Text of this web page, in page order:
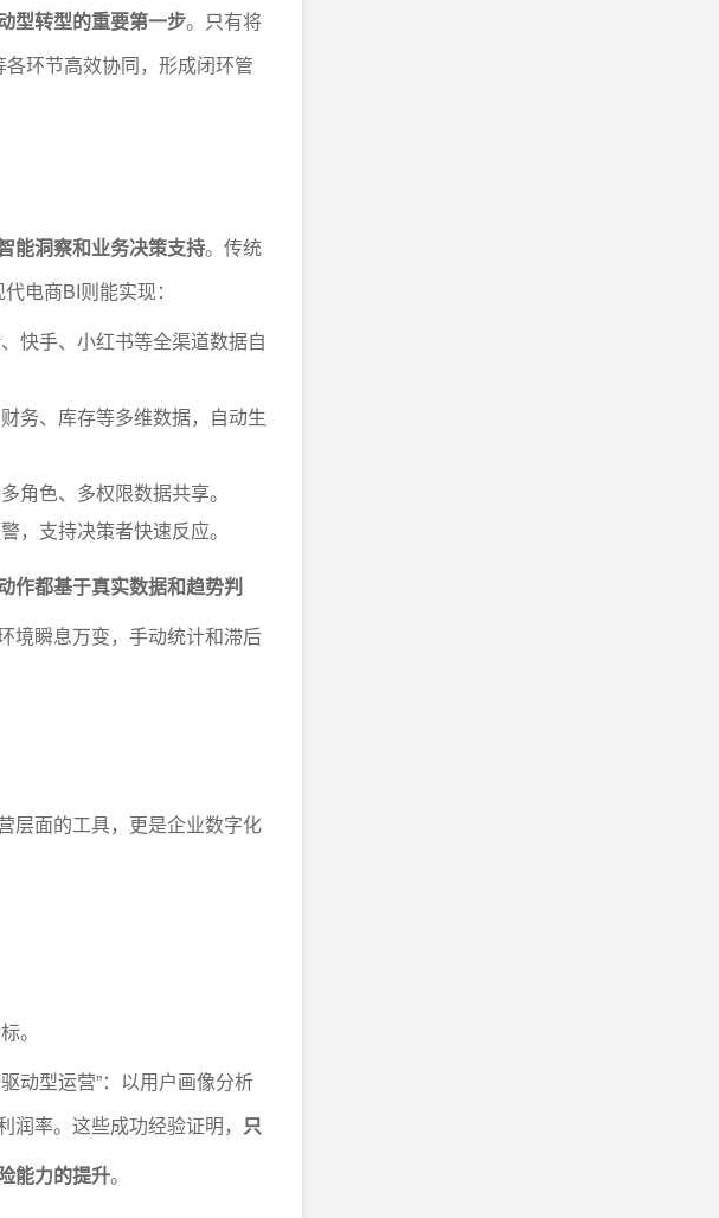
型转型的重要第一步。只有将
环节高效协同，形成闭环管
能洞察和业务决策支持。传统
电商BI则能实现：
快手、小红书等全渠道数据自
务、库存等多维数据，自动生
角色、多权限数据共享。
，支持决策者快速反应。
作都基于真实数据和趋势判
境瞬息万变，手动统计和滞后
层面的工具，更是企业数字化
。
动型运营”：以用户画像分析
率。这些成功经验证明， 只
能力的提升。